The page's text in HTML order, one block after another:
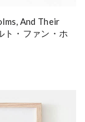
And Their
ト・ファン・ホ